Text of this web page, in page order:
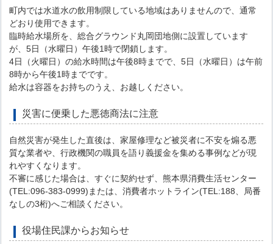
町内では水道水の飲用制限している地域はありませんので、通常
どおり使用できます。
臨時給水場所を、総合グラウンド丸岡団地側に設置しています
が、5日（水曜日）午後1時で閉鎖します。
4日（火曜日）の給水時間は午後8時までで、5日（水曜日）は午前
8時から午後1時までです。
給水は容器をお持ちのうえ、お越しください。
災害に便乗した悪徳商法に注意
自然災害が発生した直後は、家屋修理など被災者に不安を煽る悪
質な業者や、行政機関の職員を語り義援金を集める事例などが現
れやすくなります。
不審に感じた場合は、すぐに契約せず、熊本県消費生活センター
(TEL:096-383-0999)または、消費者ホットライン(TEL:188、局番
なしの3桁)へご相談ください。
役場住民課からお知らせ